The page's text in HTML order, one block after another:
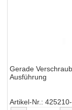
Gerade
Ausführung
Artikel-Nr.